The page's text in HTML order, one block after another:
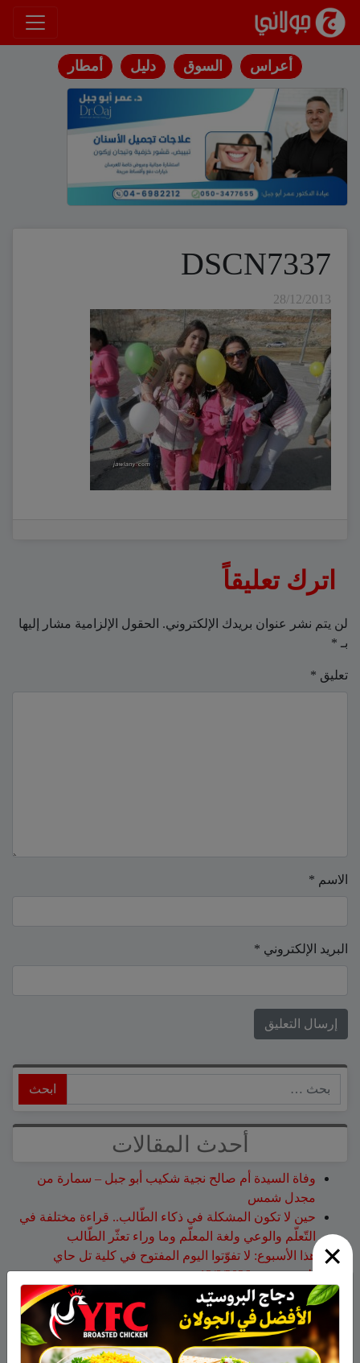
انتقل إلى المحتوى
أعراس السوق دليل أمطار
×
DSCN7337
28/12/2013
اترك تعليقاً
لن يتم نشر عنوان بريدك الإلكتروني. الحقول الإلزامية مشار إليها
بـ *
تعليق *
الاسم *
البريد الإلكتروني *
أحدث المقالات
وفاة السيدة أم صالح نجية شكيب أبو جبل – سمارة من
مجدل شمس
حين لا تكون المشكلة في ذكاء الطّالب.. قراءة مختلفة في
التّعلّم والوعي ولغة المعلّم وما وراء تعثّر الطّالب
هذا الأسبوع: لا تفوّتوا اليوم المفتوح في كلية تل حاي
للهندسيين – 13/8/2026
تخريج 14 نحالاً جديداً في الجولان بإشراف جمعية نحالي
الحرمون
وفاة الأخت هالة علي محمود من مجدل شمس